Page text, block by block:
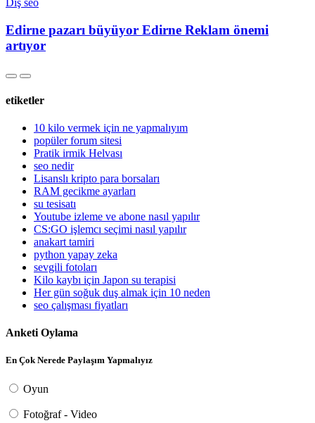
Edirne pazarı büyüyor Edirne Reklam önemi
artıyor
etiketler
10 kilo vermek için ne yapmalıyım
popüler forum sitesi
Pratik irmik Helvası
seo nedir
Lisanslı kripto para borsaları
RAM gecikme ayarları
su tesisatı
Youtube izleme ve abone nasıl yapılır
CS:GO işlemcı seçimi nasıl yapılır
anakart tamiri
python yapay zeka
sevgili fotoları
Kilo kaybı için Japon su terapisi
Her gün soğuk duş almak için 10 neden
seo çalışması fiyatları
Anketi Oylama
En Çok Nerede Paylaşım Yapmalıyız
Oyun
Fotoğraf - Video